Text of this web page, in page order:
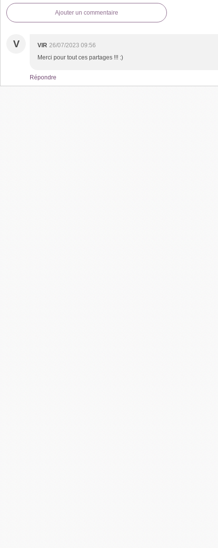
Ajouter un commentaire
V VIR 26/07/2023 09:56
Merci pour tout ces partages !!! :)
Répondre